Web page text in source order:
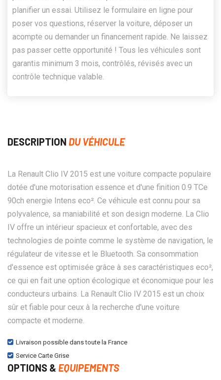
planifier un essai. Utilisez le formulaire en ligne pour
poser vos questions, réserver la voiture, déposer un
acompte ou demander un financement rapide. Ne laissez
pas passer cette opportunité ! Tous les véhicules sont
garantis minimum 3 mois, contrôlés, révisés avec un
contrôle technique valable.
DESCRIPTION DU VÉHICULE
La Renault Clio IV 2015 est une voiture compacte populaire
dotée d'une motorisation essence et d'une finition 0.9 TCe
90ch energie Intens eco². Ce véhicule est connu pour sa
polyvalence, sa maniabilité et son design moderne. La Clio
IV offre un intérieur spacieux et confortable, avec des
technologies de pointe comme le système de navigation, le
régulateur de vitesse et le Bluetooth. Sa consommation
d'essence est optimisée grâce à ses caractéristiques eco²,
ce qui en fait une option écologique et économique pour les
conducteurs urbains. La Renault Clio IV 2015 est un choix
sûr et fiable pour ceux à la recherche d'une voiture
compacte et moderne.
Livraison possible dans toute la France
Service Carte Grise
OPTIONS & EQUIPEMENTS